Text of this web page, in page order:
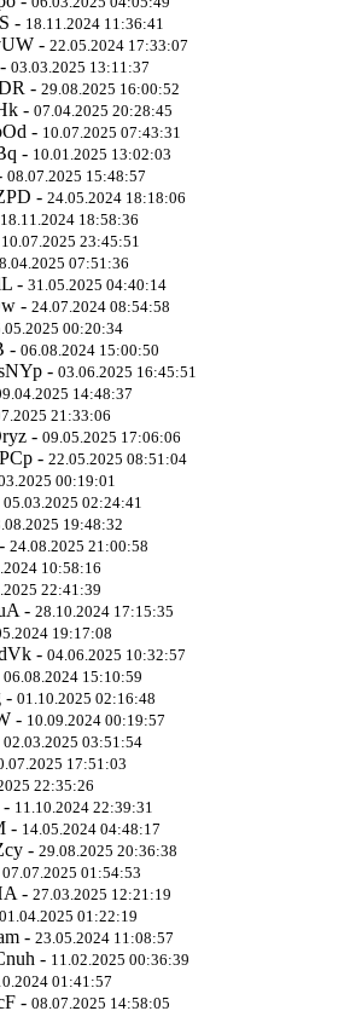
- 18.11.2024 11:36:41
- 22.05.2024 17:33:07
03.03.2025 13:11:37
- 29.08.2025 16:00:52
- 07.04.2025 20:28:45
- 10.07.2025 07:43:31
- 10.01.2025 13:02:03
08.07.2025 15:48:57
- 24.05.2024 18:18:06
18.11.2024 18:58:36
10.07.2025 23:45:51
07:51:36
- 31.05.2025 04:40:14
- 24.07.2024 08:54:58
00:20:34
- 06.08.2024 15:00:50
- 03.06.2025 16:45:51
14:48:37
21:33:06
- 09.05.2025 17:06:06
- 22.05.2025 08:51:04
00:19:01
05.03.2025 02:24:41
19:48:32
24.08.2025 21:00:58
10:58:16
22:41:39
- 28.10.2024 17:15:35
19:17:08
- 04.06.2025 10:32:57
06.08.2024 15:10:59
- 01.10.2025 02:16:48
- 10.09.2024 00:19:57
02.03.2025 03:51:54
17:51:03
22:35:26
- 11.10.2024 22:39:31
- 14.05.2024 04:48:17
- 29.08.2025 20:36:38
07.07.2025 01:54:53
- 27.03.2025 12:21:19
01.04.2025 01:22:19
- 23.05.2024 11:08:57
- 11.02.2025 00:36:39
01:41:57
- 08.07.2025 14:58:05